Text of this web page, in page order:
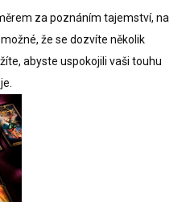
za poznáním tajemství, na
že se dozvíte několik
abyste uspokojili vaši touhu